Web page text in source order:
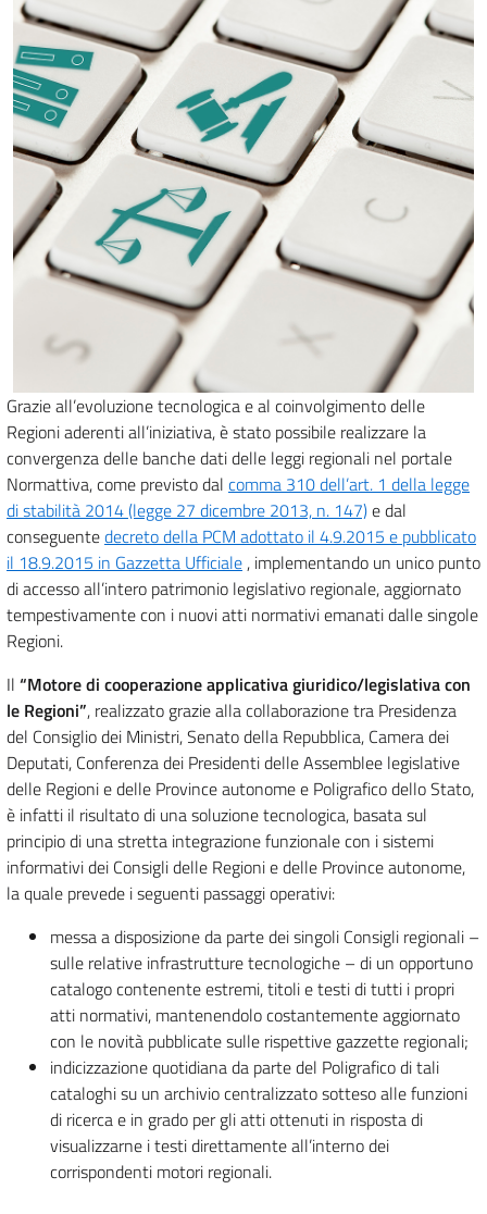
Grazie all’evoluzione tecnologica e al coinvolgimento delle
Regioni aderenti all’iniziativa, è stato possibile realizzare la
convergenza delle banche dati delle leggi regionali nel portale
Normattiva, come previsto dal comma 310 dell’art. 1 della legge
di stabilità 2014 (legge 27 dicembre 2013, n. 147)e dal
conseguentedecreto della PCM adottato il 4.9.2015 e pubblicato
il 18.9.2015 in Gazzetta Ufficiale , implementando un unico punto
di accesso all’intero patrimonio legislativo regionale, aggiornato
tempestivamente con i nuovi atti normativi emanati dalle singole
Regioni.
Il “Motore di cooperazione applicativa giuridico/legislativa con
le Regioni”, realizzato grazie alla collaborazione tra Presidenza
del Consiglio dei Ministri, Senato della Repubblica, Camera dei
Deputati, Conferenza dei Presidenti delle Assemblee legislative
delle Regioni e delle Province autonome e Poligrafico dello Stato,
è infatti il risultato di una soluzione tecnologica, basata sul
principio di una stretta integrazione funzionale con i sistemi
informativi dei Consigli delle Regioni e delle Province autonome,
la quale prevede i seguenti passaggi operativi:
messa a disposizione da parte dei singoli Consigli regionali –
sulle relative infrastrutture tecnologiche – di un opportuno
catalogo contenente estremi, titoli e testi di tutti i propri
atti normativi, mantenendolo costantemente aggiornato
con le novità pubblicate sulle rispettive gazzette regionali;
indicizzazione quotidiana da parte del Poligrafico di tali
cataloghi su un archivio centralizzato sotteso alle funzioni
di ricerca e in grado per gli atti ottenuti in risposta di
visualizzarne i testi direttamente all’interno dei
corrispondenti motori regionali.